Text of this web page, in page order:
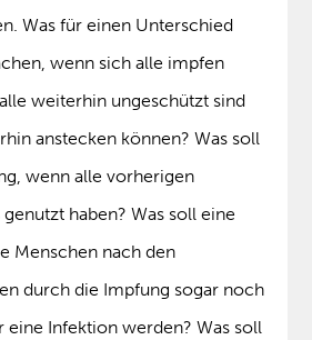
Was für einen Unterschied
wenn sich alle impfen
weiterhin ungeschützt sind
anstecken können? Was soll
wenn alle vorherigen
haben? Was soll eine
Menschen nach den
durch die Impfung sogar noch
Infektion werden? Was soll